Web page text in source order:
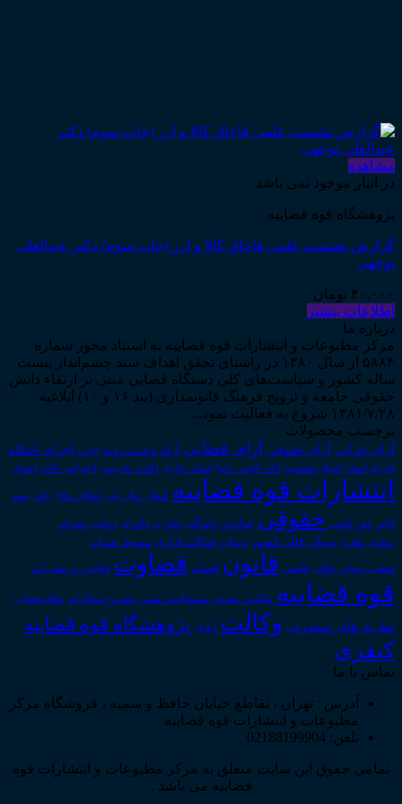
مشاهده
در انبار موجود نمی باشد
پژوهشگاه قوه قضاییه
گزارش نشست علمی قاچاق کالا و ارز (چاپ سوم) دکتر عبدالعلی
توجهی
۴۰,۰۰۰ تومان
اطلاعات بیشتر
درباره ما
مرکز مطبوعات و انتشارات قوه قضاییه به استناد مجوز شماره
۵۸۸۴ از سال ۱۳۸۰ در راستای تحقق اهداف سند چشم‌انداز بیست
ساله کشور و سیاست‌های کلی دستگاه قضایی مبنی بر ارتقاء دانش
حقوقی جامعه و ترویج فرهنگ قانونمداری (بند ۱۶ و ۱۰) ابلاغیه
۱۳۸۱/۷/۲۸ شروع به فعالیت نمود...
برچسب محصولات
آرای جزایی آرای حقوقی آرای قضایی آرای وحدت رویه اجاره اجرای احکام
اجرای اسناد احوال شخصیه ادله_اثبات_دعوا اسناد_تجاری اعاده_دادرسی اعتراض_ثالث اعسار
انتشارات قوه قضاییه انتقال_مال_غیر انحلال_نکاح بانک بیمه
تاجر حق_کسب حقوقی حوادث_رانندگی خلع_ید داوری دعاوی_تصرف
دعاوی_طاری دیوان عالی کشور دیوان عدالت اداری سقوط_تعهدات
شعب_دیوان_عالی قاضی قانون قضات قضاوت قوانین_و_مقررات
قوه قضاییه مالکیت_معنوی مسئولیت_مدنی مشروح مذاکرات نظام قضایی
نظریه_های_مشورتی وکالت وکیل پژوهشگاه قوه قضاییه
کیفری
تماس با ما
آدرس : تهران ، تقاطع خیابان حافظ و سمیه ، فروشگاه مرکز
مطبوعات و انتشارات قوه قضاییه
تلفن: 02188199904
تمامی حقوق این سایت متعلق به مرکز مطبوعات و انتشارات قوه
قضاییه می باشد .